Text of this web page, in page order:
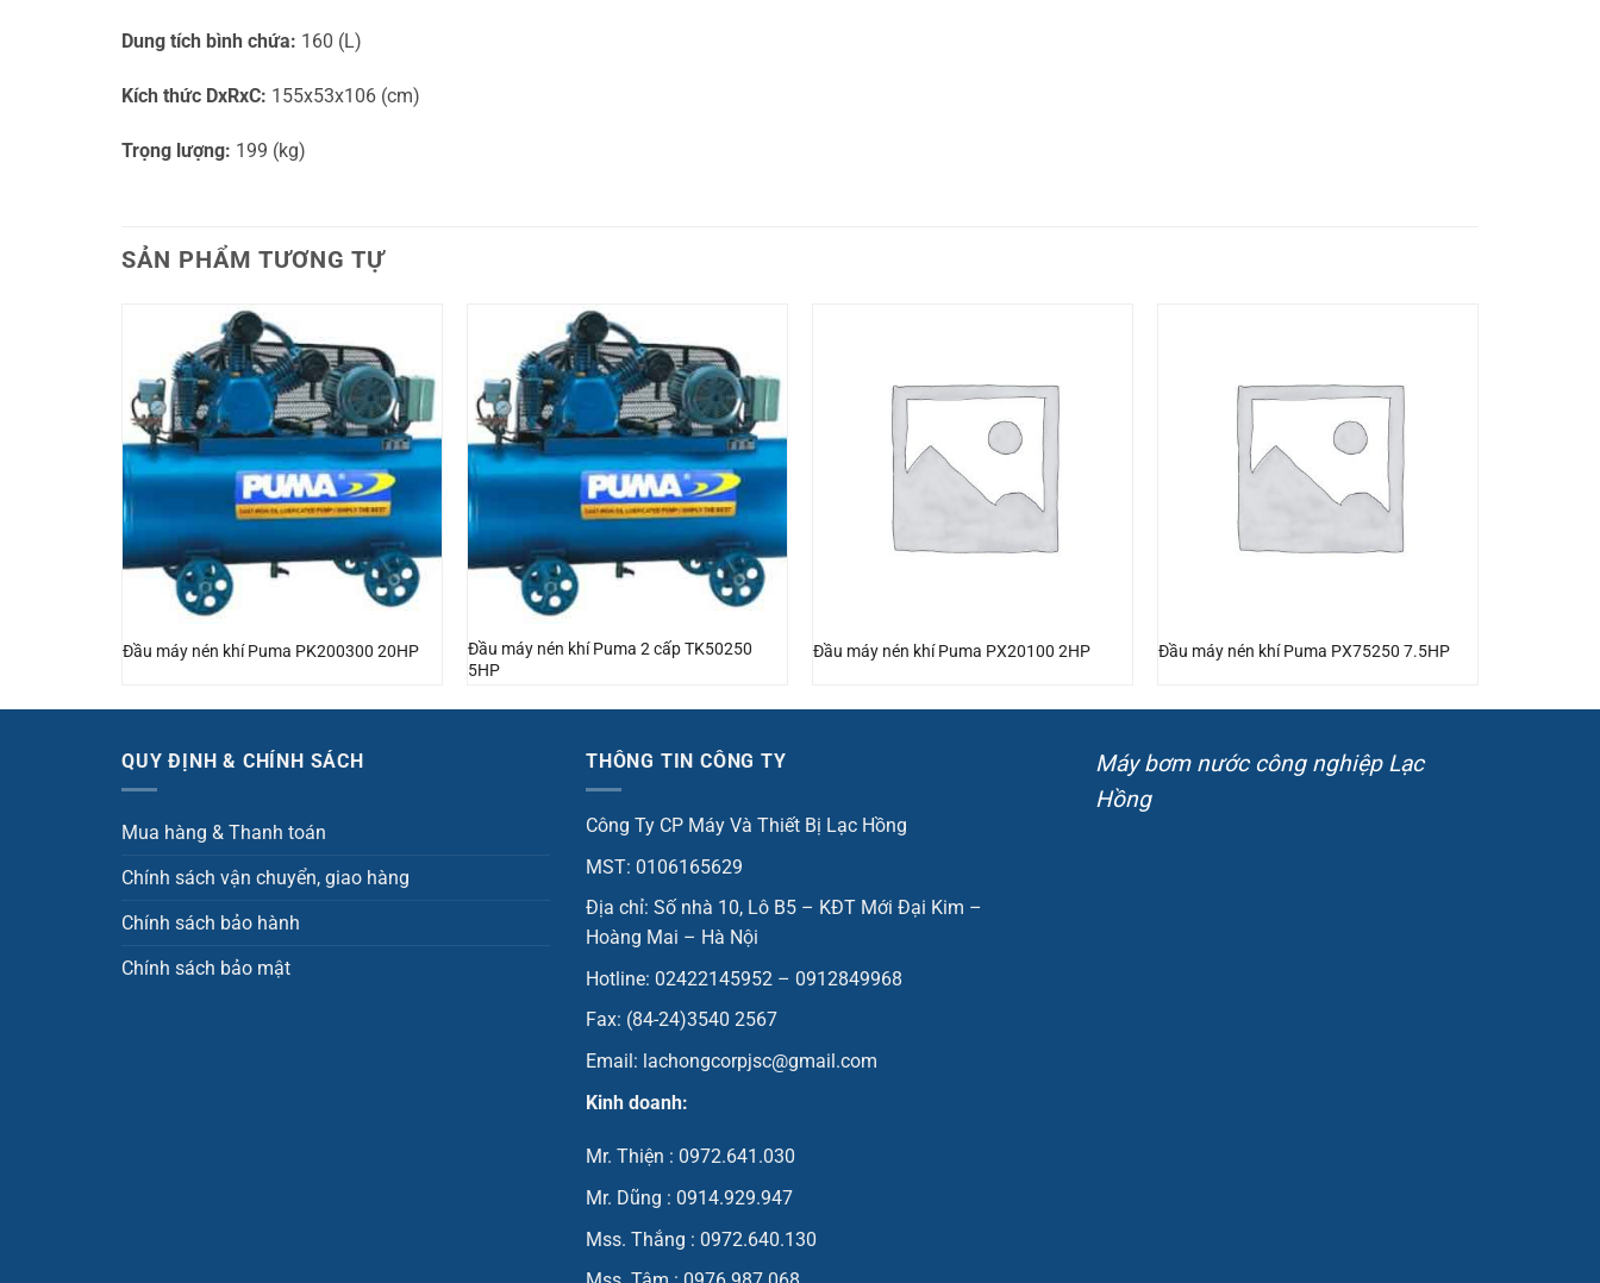
Dung tích bình chứa: 160 (L)
Kích thức DxRxC: 155x53x106 (cm)
Trọng lượng: 199 (kg)
SẢN PHẨM TƯƠNG TỰ
Đầu máy nén khí Puma PK200300 20HP
Đầu máy nén khí Puma 2 cấp TK50250
5HP
Đầu máy nén khí Puma PX20100 2HP Đầu máy nén khí Puma PX75250 7.5HP
QUY ĐỊNH & CHÍNH SÁCH
Mua hàng & Thanh toán
Chính sách vận chuyển, giao hàng
Chính sách bảo hành
Chính sách bảo mật
THÔNG TIN CÔNG TY
Công Ty CP Máy Và Thiết Bị Lạc Hồng
MST: 0106165629
Địa chỉ: Số nhà 10, Lô B5 – KĐT Mới Đại Kim –
Hoàng Mai – Hà Nội
Hotline: 02422145952 – 0912849968
Fax: (84-24)3540 2567
Email: lachongcorpjsc@gmail.com
Kinh doanh:
Mr. Thiện : 0972.641.030
Mr. Dũng : 0914.929.947
Mss. Thắng : 0972.640.130
Máy bơm nước công nghiệp Lạc
Hồng